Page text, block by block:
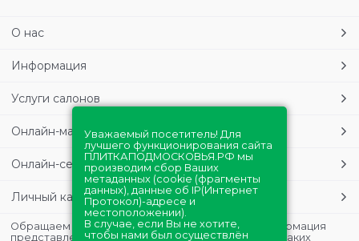
О нас
Информация
Услуги салонов
Онлайн-магазин
Онлайн-сервисы
Личный кабинет
Обращаем Ваше внимание на то, что данная информация
представлена в ознакомительных целях и ни при каких
Уважаемый посетитель! Для
лучшего функционирования сайта
ПЛИТКАПОДМОСКОВЬЯ.РФ мы
производим сбор Ваших
метаданных (cookie (фрагменты
данных), данные об IP(Интернет
Протокол)-адресе и
местоположении).
В случае, если Вы не хотите,
чтобы нами был осуществлён